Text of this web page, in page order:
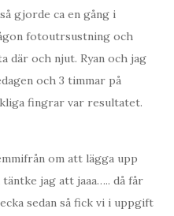
gjorde ca en gång i
fotoutrsustning och
där och njut. Ryan och jag
och 3 timmar på
fingrar var resultatet.
om att lägga upp
jag att jaaa….. då får
sedan så fick vi i uppgift